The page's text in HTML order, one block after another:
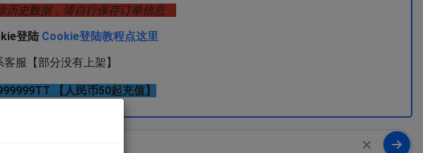
历史数据，请自行保存订单信息
登陆 Cookie登陆教程点这里
分没有上架】
【人民币50起充值】